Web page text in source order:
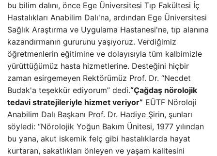
bu bilim dalını, önce Ege Üniversitesi Tıp Fakültesi İç
Hastalıkları Anabilim Dalı'na, ardından Ege Üniversitesi
Sağlık Araştırma ve Uygulama Hastanesi'ne, tıp alanına
kazandırmanın gururunu yaşıyoruz. Verdiğimiz
öğretmenlerin eğitimine ve dolayısıyla tüm kalbimizle
yürüttüğümüz hasta hizmetlerine. Desteğini hiçbir
zaman esirgemeyen Rektörümüz Prof. Dr. “Necdet
Budak'a teşekkür ediyorum” dedi.“Çağdaş nörolojik
tedavi stratejileriyle hizmet veriyor” EÜTF Nöroloji
Anabilim Dalı Başkanı Prof. Dr. Hadiye Şirin, şunları
söyledi: “Nörolojik Yoğun Bakım Ünitesi, 1977 yılından
bu yana, akut iskemik felç gibi hastalıklarda hayat
kurtaran, sakatlıkları önleyen ve yaşam kalitesini